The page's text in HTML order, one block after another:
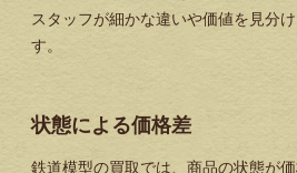
スタッフが細かな違いや価値を見分
す。
状態による価格差
鉄道模型の買取では、商品の状態が